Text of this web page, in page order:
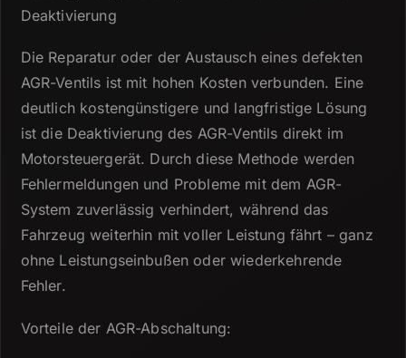
Deaktivierung
Die Reparatur oder der Austausch eines defekten
AGR-Ventils ist mit hohen Kosten verbunden. Eine
deutlich kostengünstigere und langfristige Lösung
ist die Deaktivierung des AGR-Ventils direkt im
Motorsteuergerät. Durch diese Methode werden
Fehlermeldungen und Probleme mit dem AGR-
System zuverlässig verhindert, während das
Fahrzeug weiterhin mit voller Leistung fährt – ganz
ohne Leistungseinbußen oder wiederkehrende
Fehler.
Vorteile der AGR-Abschaltung: